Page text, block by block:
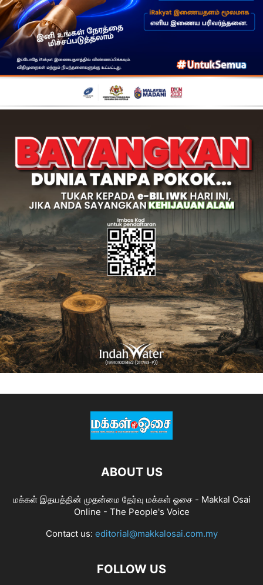
ABOUT US
மக்கள் இதயத்தின் முதன்மை தேர்வு மக்கள் ஓசை - Makkal Osai
Online - The People's Voice
Contact us: editorial@makkalosai.com.my
FOLLOW US